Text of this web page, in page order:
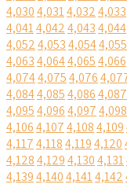
4,0304,0314,0324,033
4,0414,0424,0434,044
4,0524,0534,0544,055
4,0634,0644,0654,066
4,0744,0754,076
4,0844,0854,0864,087
4,0954,0964,0974,098
4,1064,1074,1084,109
4,1174,1184,1194,120
4,1284,1294,1304,131
4,1394,1404,1414,142